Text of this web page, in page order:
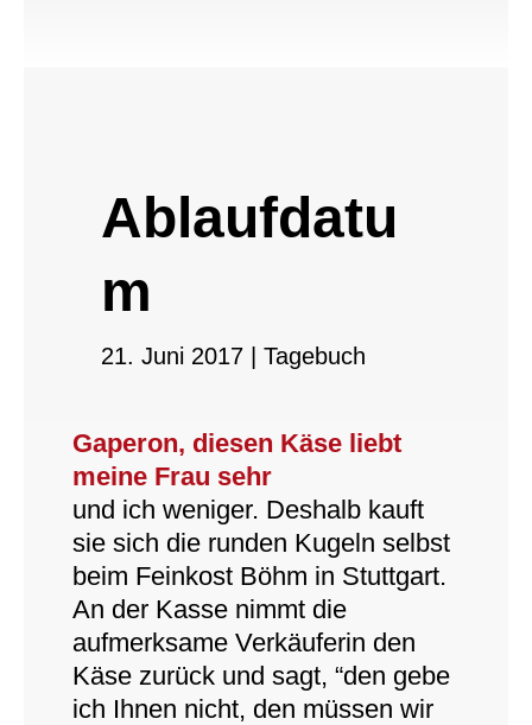
Ablaufdatu
m
21. Juni 2017| Tagebuch
Gaperon, diesen Käse liebt
meine Frau sehr
und ich weniger. Deshalb kauft
sie sich die runden Kugeln selbst
beim Feinkost Böhm in Stuttgart.
An der Kasse nimmt die
aufmerksame Verkäuferin den
Käse zurück und sagt, “den gebe
ich Ihnen nicht, den müssen wir